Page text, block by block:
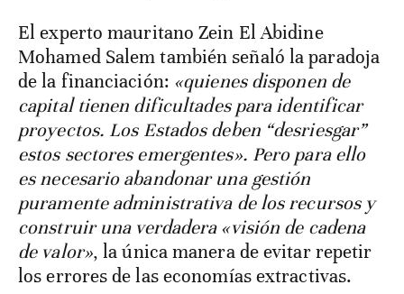
El experto mauritano Zein El Abidine
Mohamed Salem también señaló la paradoja
de la financiación: «quienes disponen de
capital tienen dificultades para identificar
proyectos. Los Estados deben “desriesgar”
estos sectores emergentes». Pero para ello
es necesario abandonar una gestión
puramente administrativa de los recursos y
construir una verdadera «visión de cadena
de valor», la única manera de evitar repetir
los errores de las economías extractivas.